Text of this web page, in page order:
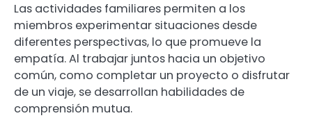
Las actividades familiares permiten a los
miembros experimentar situaciones desde
diferentes perspectivas, lo que promueve la
empatía. Al trabajar juntos hacia un objetivo
común, como completar un proyecto o disfrutar
de un viaje, se desarrollan habilidades de
comprensión mutua.